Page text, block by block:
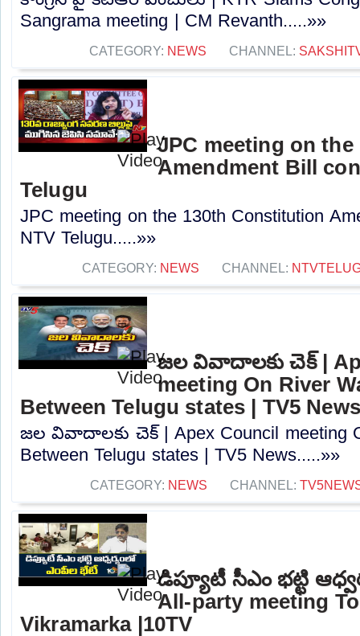
Sangrama meeting | CM Revanth.....»»
CATEGORY: NEWS CHANNEL:
JPC meeting on
Amendment Bill
Telugu
JPC meeting on the 130th Constitution
NTV Telugu.....»»
CATEGORY: NEWS CHANNEL:
జల వివాదాలకు చెక్ |
meeting On River
Between Telugu states | TV5 News
జల వివాదాలకు చెక్ | Apex Council meeting
Between Telugu states | TV5 News.....»»
CATEGORY: NEWS CHANNEL:
డిప్యూటీ సీఎం భట్టి
All-party meeting
Vikramarka |10TV